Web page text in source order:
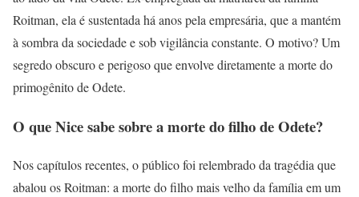
Roitman, ela é sustentada há anos pela empresária, que a mantém
à sombra da sociedade e sob vigilância constante. O motivo? Um
segredo obscuro e perigoso que envolve diretamente a morte do
primogênito de Odete.
O que Nice sabe sobre a morte do filho de Odete?
Nos capítulos recentes, o público foi relembrado da tragédia que
abalou os Roitman: a morte do filho mais velho da família em um